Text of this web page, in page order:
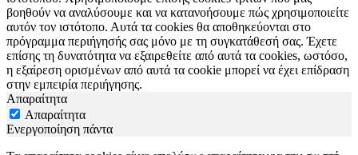
βοηθούν να αναλύσουμε και να κατανοήσουμε πώς χρησιμοποιείτε
αυτόν τον ιστότοπο. Αυτά τα cookies θα αποθηκεύονται στο
πρόγραμμα περιήγησής σας μόνο με τη συγκατάθεσή σας. Έχετε
επίσης τη δυνατότητα να εξαιρεθείτε από αυτά τα cookies, ωστόσο,
η εξαίρεση ορισμένων από αυτά τα cookie μπορεί να έχει επίδραση
στην εμπειρία περιήγησης.
Απαραίτητα
Απαραίτητα
Ενεργοποίηση πάντα